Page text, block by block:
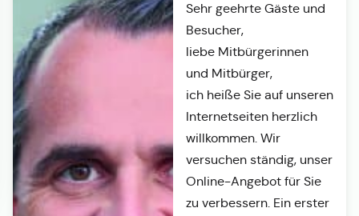
Sehr geehrte Gäste und
Besucher,
liebe Mitbürgerinnen
und Mitbürger,
ich heiße Sie auf unseren
Internetseiten herzlich
willkommen. Wir
versuchen ständig, unser
Online-Angebot für Sie
zu verbessern. Ein erster